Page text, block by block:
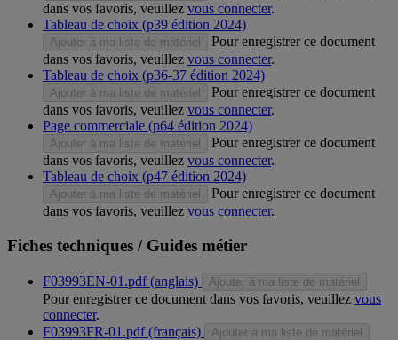
dans vos favoris, veuillez vous connecter.
Tableau de choix (p39 édition 2024)
Ajouter à ma liste de matériel
Pour enregistrer ce document
dans vos favoris, veuillez vous connecter.
Tableau de choix (p36-37 édition 2024)
Ajouter à ma liste de matériel
Pour enregistrer ce document
dans vos favoris, veuillez vous connecter.
Page commerciale (p64 édition 2024)
Ajouter à ma liste de matériel
Pour enregistrer ce document
dans vos favoris, veuillez vous connecter.
Tableau de choix (p47 édition 2024)
Ajouter à ma liste de matériel
Pour enregistrer ce document
dans vos favoris, veuillez vous connecter.
Fiches techniques / Guides métier
F03993EN-01.pdf (anglais) Ajouter à ma liste de matériel
Pour enregistrer ce document dans vos favoris, veuillez vous
connecter.
F03993FR-01.pdf (français)
Ajouter à ma liste de matériel